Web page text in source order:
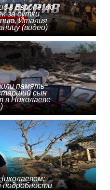
в Европе: до
за сутки
Италия
(видео)
память
сын
в Николаеве
подробности